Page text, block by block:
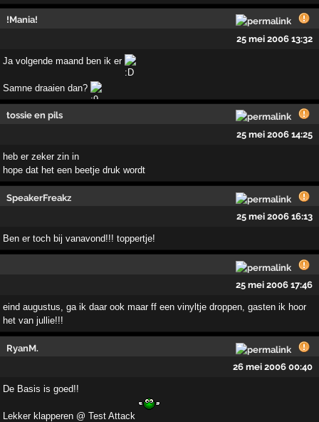
!Mania!
25 mei 2006 13:32
Ja volgende maand ben ik er
Samne draaien dan?
tossie en pils
25 mei 2006 14:25
heb er zeker zin in
hope dat het een beetje druk wordt
SpeakerFreakz
25 mei 2006 16:13
Ben er toch bij vanavond!!! toppertje!
25 mei 2006 17:46
eind augustus, ga ik daar ook maar ff een vinyltje droppen, gasten ik hoor
het van jullie!!!
RyanM.
26 mei 2006 00:40
De Basis is goed!!
Lekker klapperen @ Test Attack